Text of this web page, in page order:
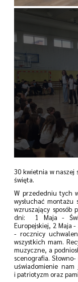
30 kwietnia w naszej
święta.
W przededniu tych
wysłuchać montażu
wzruszający sposób
dni: 1 Maja -
Europejskiej, 2 Maja
- rocznicy
wszystkich mam.
muzyczne, a
scenografia.
uświadomienie
i patriotyzm oraz